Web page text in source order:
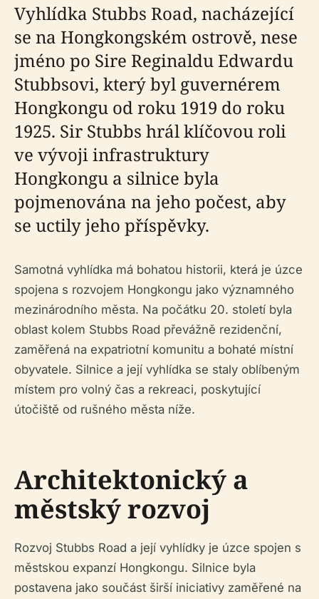
Vyhlídka Stubbs Road, nacházející
se na Hongkongském ostrově, nese
jméno po Sire Reginaldu Edwardu
Stubbsovi, který byl guvernérem
Hongkongu od roku 1919 do roku
1925. Sir Stubbs hrál klíčovou roli
ve vývoji infrastruktury
Hongkongu a silnice byla
pojmenována na jeho počest, aby
se uctily jeho příspěvky.
Samotná vyhlídka má bohatou historii, která je úzce
spojena s rozvojem Hongkongu jako významného
mezinárodního města. Na počátku 20. století byla
oblast kolem Stubbs Road převážně rezidenční,
zaměřená na expatriotní komunitu a bohaté místní
obyvatele. Silnice a její vyhlídka se staly oblíbeným
místem pro volný čas a rekreaci, poskytující
útočiště od rušného města níže.
Architektonický a
městský rozvoj
Rozvoj Stubbs Road a její vyhlídky je úzce spojen s
městskou expanzí Hongkongu. Silnice byla
postavena jako součást širší iniciativy zaměřené na